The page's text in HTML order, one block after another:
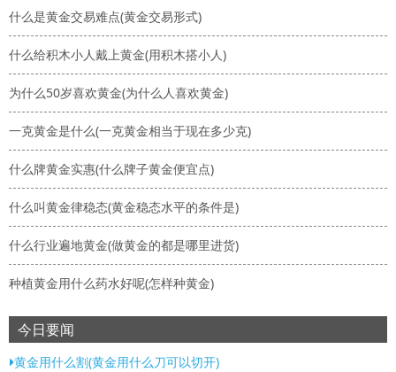
什么是黄金交易难点(黄金交易形式)
什么给积木小人戴上黄金(用积木搭小人)
为什么50岁喜欢黄金(为什么人喜欢黄金)
一克黄金是什么(一克黄金相当于现在多少克)
什么牌黄金实惠(什么牌子黄金便宜点)
什么叫黄金律稳态(黄金稳态水平的条件是)
什么行业遍地黄金(做黄金的都是哪里进货)
种植黄金用什么药水好呢(怎样种黄金)
今日要闻
黄金用什么割(黄金用什么刀可以切开)